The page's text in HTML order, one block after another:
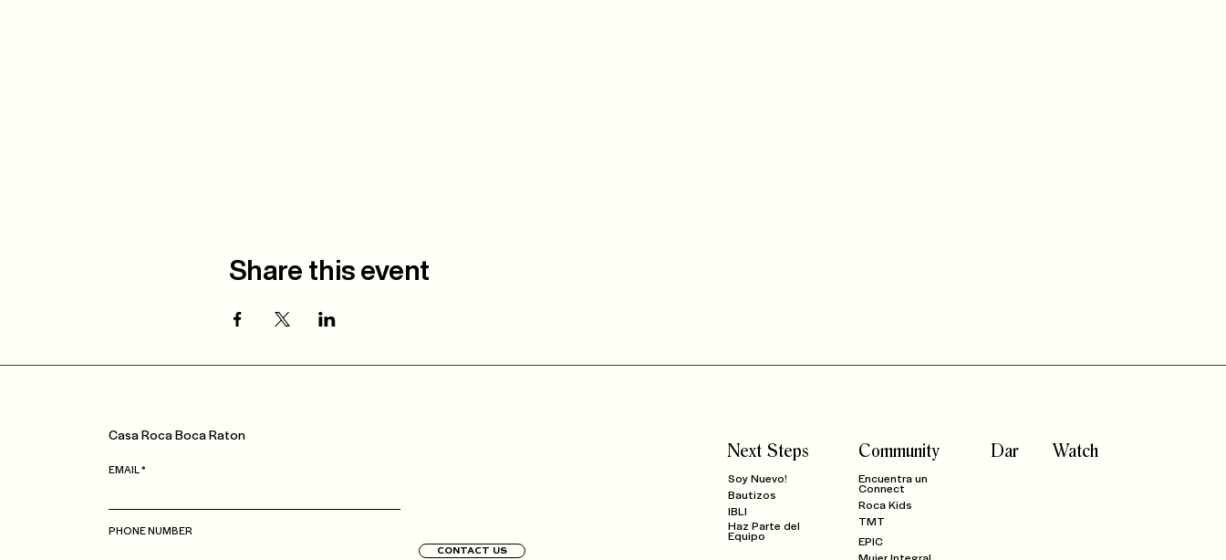
Share this event
CasaRocaBoca Raton
EMAIL
PHONE NUMBER
CONTACT US
Next Steps
Soy Nuevo!
Bautizos
IBLI
Haz Parte del
Equipo
Community Dar Watch
Encuentra un
Connect
Roca Kids
TMT
EPIC